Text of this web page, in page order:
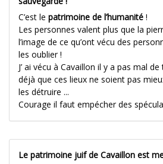
C’est le patrimoine de l’humanité !
Les personnes valent plus que la
l’image de ce qu’ont vécu des
les oublier !
J’ ai vécu à Cavaillon il y a pas mal
déjà que ces lieux ne soient pas
les détruire ...
Courage il faut empécher des
Le patrimoine juif de Cavaillon est